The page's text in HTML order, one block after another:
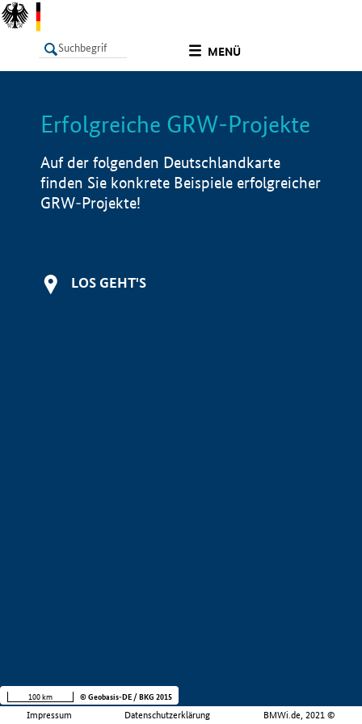
MENÜ
LISTE Info
Erfolgreiche GRW-Projekte
Auf der folgenden Deutschlandkarte
finden Sie konkrete Beispiele erfolgreicher
GRW-Projekte!
LOS GEHT'S
Impressum Datenschutzerklärung BMWi.de, 2021 ©
100 km © Geobasis-DE / BKG 2015